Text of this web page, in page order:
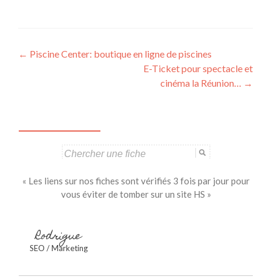
Navigation
← Piscine Center: boutique en ligne de piscines
E-Ticket pour spectacle et
cinéma la Réunion… →
« Les liens sur nos fiches sont vérifiés 3 fois par jour pour
vous éviter de tomber sur un site HS »
Rodrigue
SEO / Marketing